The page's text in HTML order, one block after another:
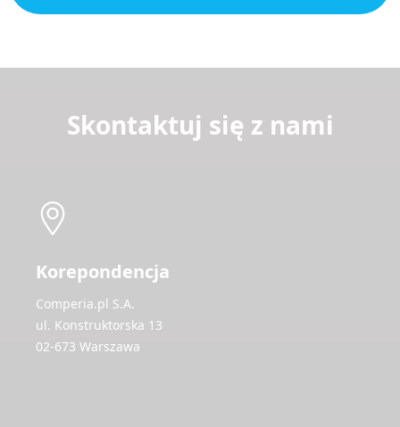
Skontaktuj się z nami
Korepondencja
Comperia.pl S.A.
ul. Konstruktorska 13
02-673 Warszawa